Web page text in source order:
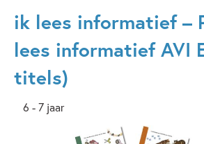
uitgevers
ik lees informatief –
lees informatief AVI
titels)
6 - 7 jaar